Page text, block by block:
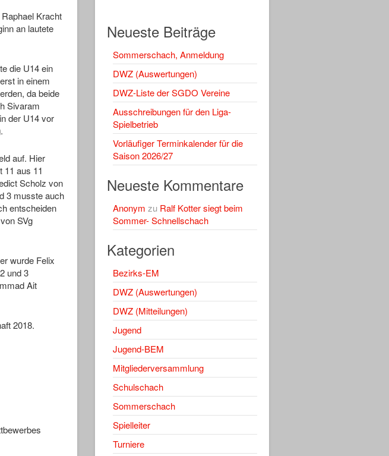
Kracht
an lautete
die U14 ein
in einem
da beide
Sivaram
der U14 vor
auf. Hier
11 aus 11
Scholz von
3 musste auch
entscheiden
SVg
wurde Felix
und 3
Ait
2018.
Neueste Beiträge
Sommerschach, Anmeldung
DWZ (Auswertungen)
DWZ-Liste der SGDO Vereine
Ausschreibungen für den Liga-
Spielbetrieb
Vorläufiger Terminkalender für die
Saison 2026/27
Neueste Kommentare
Anonym zu Ralf Kotter siegt beim
Sommer- Schnellschach
Kategorien
Bezirks-EM
DWZ (Auswertungen)
DWZ (Mitteilungen)
Jugend
Jugend-BEM
Mitgliederversammlung
Schulschach
Sommerschach
Spielleiter
Turniere